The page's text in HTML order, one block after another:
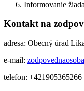
Informovanie
Kontakt na
adresa: Obecný úrad
e-mail:
telefon: +421905365266